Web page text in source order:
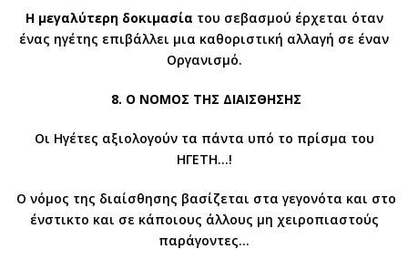
Η μεγαλύτερη δοκιμασία του σεβασμού έρχεται όταν
ένας ηγέτης επιβάλλει μια καθοριστική αλλαγή σε έναν
Οργανισμό.
8. Ο ΝΟΜΟΣ ΤΗΣ ΔΙΑΙΣΘΗΣΗΣ
Οι Ηγέτες αξιολογούν τα πάντα υπό το πρίσμα του
ΗΓΕΤΗ…!
Ο νόμος της διαίσθησης βασίζεται στα γεγονότα και στο
ένστικτο και σε κάποιους άλλους μη χειροπιαστούς
παράγοντες…